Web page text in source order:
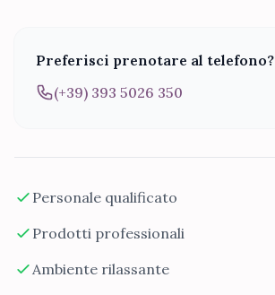
Preferisci prenotare al telefono?
(+39) 393 5026 350
Personale qualificato
Prodotti professionali
Ambiente rilassante